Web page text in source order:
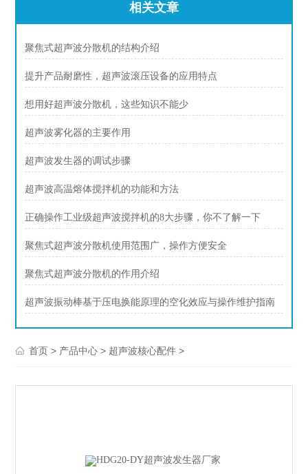
相关文章
聚焦式超声波分散机的结构介绍
提升产品耐磨性，超声波滚压设备的应用特点
想用好超声波分散机，这些知识不能少
超声波雾化器的主要作用
超声波发生器的调试步骤
超声波高温熔体搅拌机的功能和方法
正确操作工业级超声波搅拌机的8大步骤，你不了解一下
聚焦式超声波分散机使用范围广，操作方便安全
聚焦式超声波分散机的作用介绍
超声波振动棒基于压电换能原理的空化效应与操作维护指南
首页 > 产品中心 > 超声波核心配件 >